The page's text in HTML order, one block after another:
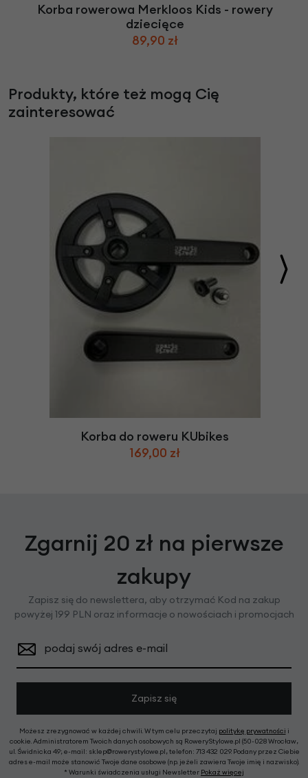
Korba rowerowa Merkloos Kids - rowery
dziecięce
89,90 zł
Produkty, które też mogą Cię
zainteresować
Korba do roweru KUbikes
169,00 zł
Zgarnij 20 zł na pierwsze
zakupy
Zapisz się do newslettera, aby otrzymać Kod na zakup
powyżej 199 PLN oraz informacje o nowościach i promocjach
podaj swój adres e-mail
Zapisz się
Możesz zrezygnować w każdej chwili. W tym celu przeczytaj politykę prywatności i
cookie. Administratorem Twoich danych osobowych są RoweryStylowe.pl (50-028 Wrocław,
ul. Świdnicka 49; e-mail: sklep@rowerystylowe.pl, telefon: 713 432 029. Podany przez Ciebie
adres e-mail może stanowić Twoje dane osobowe (np. jeżeli zawiera Twoje imię i nazwisko).
* Warunki świadczenia usługi Newsletter Pokaż więcej